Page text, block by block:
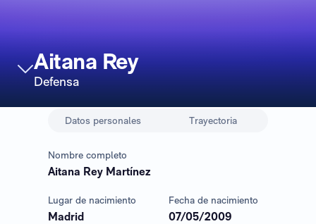
Aitana Rey
Defensa
Datos personales Trayectoria
Nombre completo
Aitana Rey Martínez
Lugar de nacimiento
Madrid
Fecha de nacimiento
07/05/2009